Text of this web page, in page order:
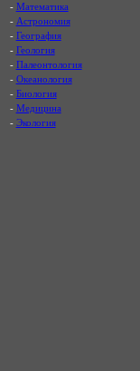
- Математика
- Астрономия
- География
- Геология
- Палеонтология
- Океанология
- Биология
- Медицина
- Экология